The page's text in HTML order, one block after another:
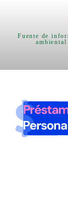
Fuente de